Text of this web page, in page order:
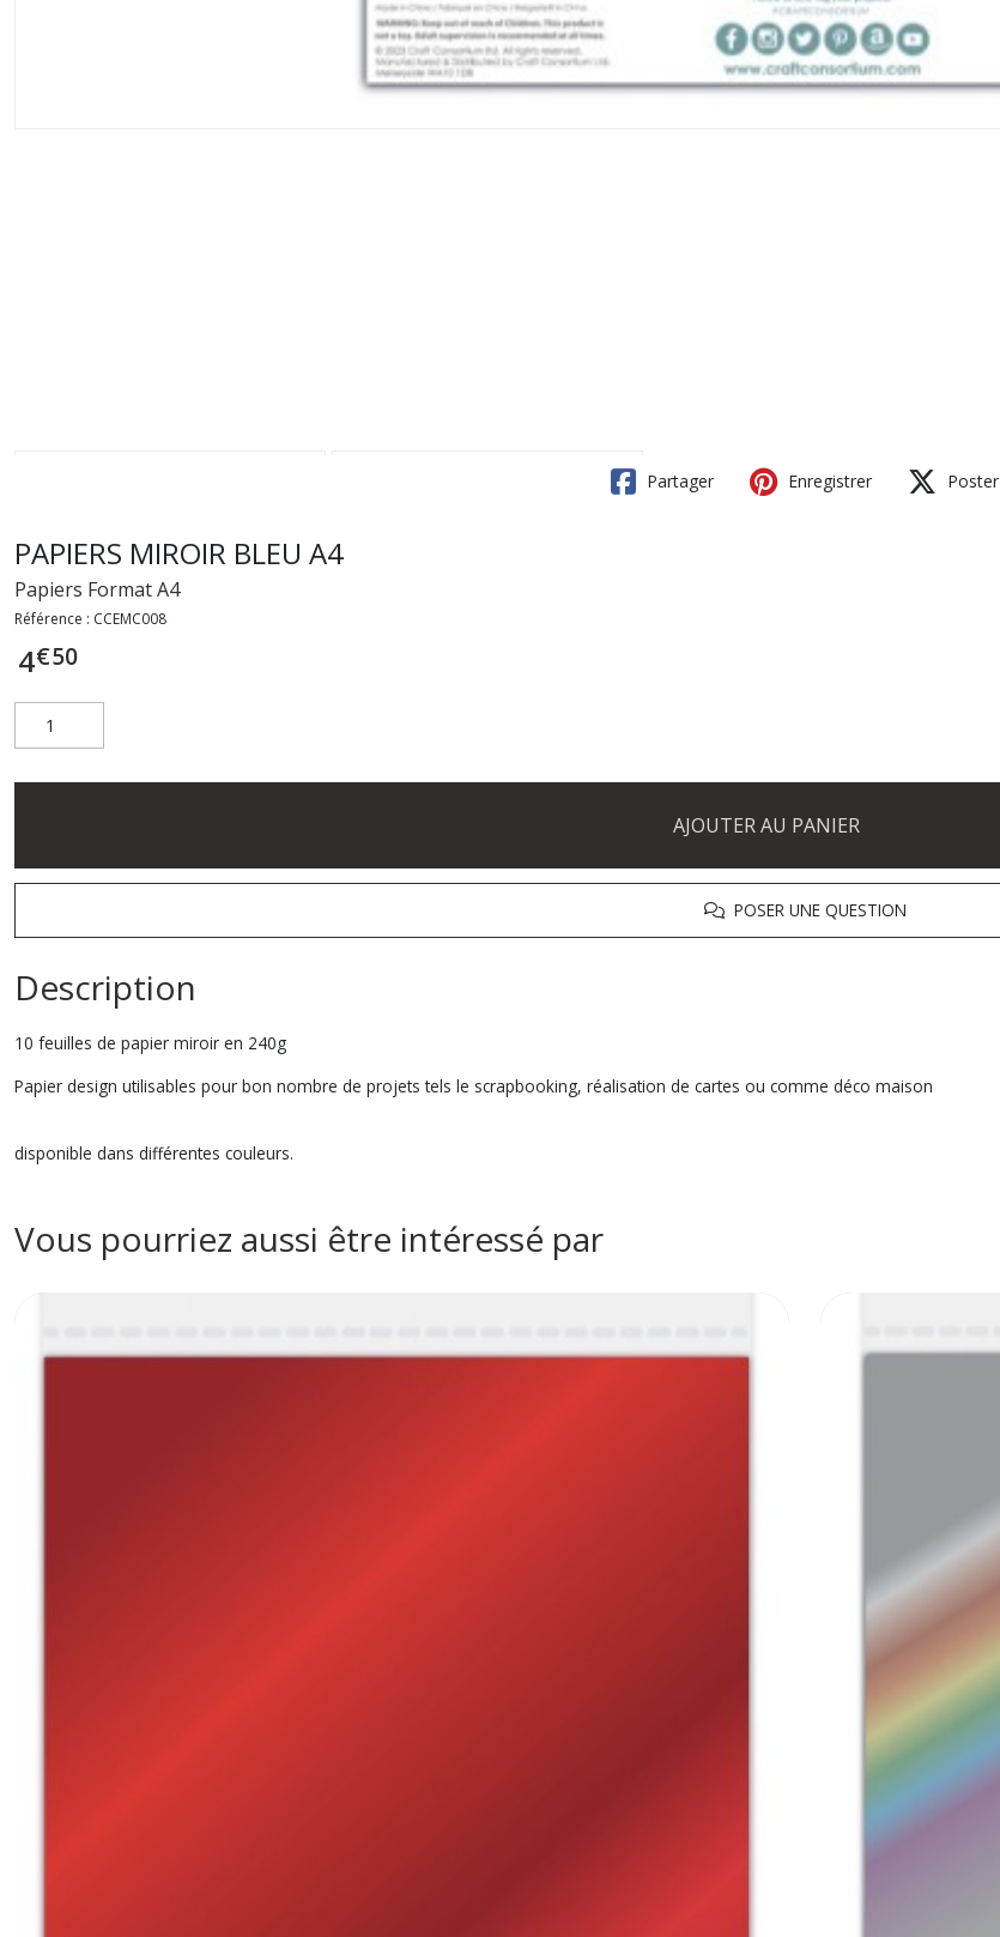
Partager Enregistrer Poster
PAPIERS MIROIR BLEU A4
Papiers Format A4
Référence : CCEMC008
4€50
AJOUTER AU PANIER
POSER UNE QUESTION
Description
10 feuilles de papier miroir en 240g
Papier design utilisables pour bon nombre de projets tels le scrapbooking, réalisation de cartes ou comme déco maison
disponible dans différentes couleurs.
Vous pourriez aussi être intéressé par